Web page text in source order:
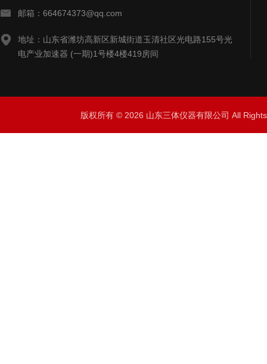
邮箱：664674373@qq.com
地址：山东省潍坊高新区新城街道玉清社区光电路155号光
电产业加速器 (一期)1号楼4楼419房间
版权所有 © 2026 山东三体仪器有限公司 All